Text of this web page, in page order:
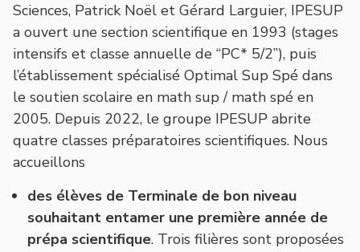
Sciences, Patrick Noël et Gérard Larguier, IPESUP
a ouvert une section scientifique en 1993 (stages
intensifs et classe annuelle de “PC* 5/2”), puis
l’établissement spécialisé Optimal Sup Spé dans
le soutien scolaire en math sup / math spé en
2005. Depuis 2022, le groupe IPESUP abrite
quatre classes préparatoires scientifiques. Nous
accueillons
des élèves de Terminale de bon niveau
souhaitant entamer une première année de
prépa scientifique. Trois filières sont proposées